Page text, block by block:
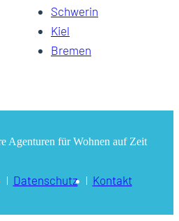
Schwerin
Kiel
Bremen
Agenturen für Wohnen auf Zeit
Datenschutz Kontakt